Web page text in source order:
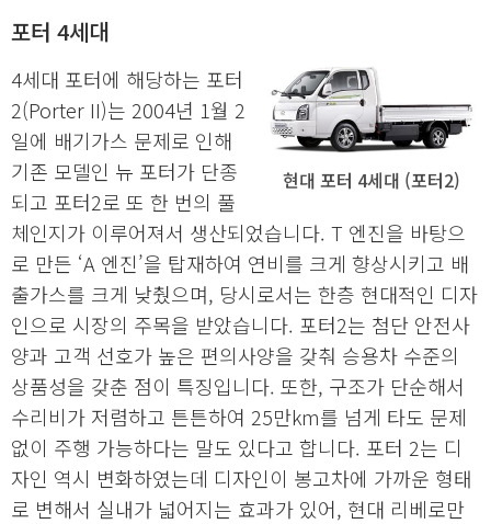
포터 4세대
현대 포터 4세대 (포터2)
4세대 포터에 해당하는 포터
2(Porter II)는 2004년 1월 2
일에 배기가스 문제로 인해
기존 모델인 뉴 포터가 단종
되고 포터2로 또 한 번의 풀
체인지가 이루어져서 생산되었습니다. T 엔진을 바탕으
로 만든 ‘A 엔진’을 탑재하여 연비를 크게 향상시키고 배
출가스를 크게 낮췄으며, 당시로서는 한층 현대적인 디자
인으로 시장의 주목을 받았습니다. 포터2는 첨단 안전사
양과 고객 선호가 높은 편의사양을 갖춰 승용차 수준의
상품성을 갖춘 점이 특징입니다. 또한, 구조가 단순해서
수리비가 저렴하고 튼튼하여 25만km를 넘게 타도 문제
없이 주행 가능하다는 말도 있다고 합니다. 포터 2는 디
자인 역시 변화하였는데 디자인이 봉고차에 가까운 형태
로 변해서 실내가 넓어지는 효과가 있어, 현대 리베로만